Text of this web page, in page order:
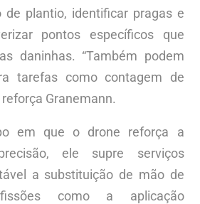
FONTE
de plantio, identificar pragas e
pontos específicos que
daninhas. “Também podem
tarefas como contagem de
Granemann.
em que o drone reforça a
ele supre serviços
a substituição de mão de
como a aplicação